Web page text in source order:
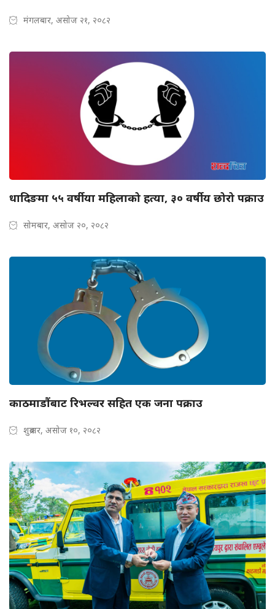
मंगलबार, असोज २१, २०८२
धादिङमा ५५ वर्षीया महिलाको हत्या, ३० वर्षीय छोरो पक्राउ
सोमबार, असोज २०, २०८२
काठमाडौंबाट रिभल्वर सहित एक जना पक्राउ
शुक्रबार, असोज १०, २०८२